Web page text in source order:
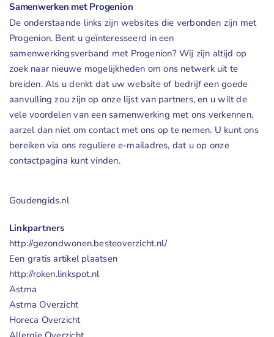
Luchtbevochtigers
Ventilatoren
ionisator
Aromadiffusers
Geuren
Contact
Samenwerken met Progenion
De onderstaande links zijn websites die verbonden zijn met
Progenion. Bent u geïnteresseerd in een
samenwerkingsverband met Progenion? Wij zijn altijd op
zoek naar nieuwe mogelijkheden om ons netwerk uit te
breiden. Als u denkt dat uw website of bedrijf een goede
aanvulling zou zijn op onze lijst van partners, en u wilt de
vele voordelen van een samenwerking met ons verkennen,
aarzel dan niet om contact met ons op te nemen. U kunt ons
bereiken via ons reguliere e-mailadres, dat u op onze
contactpagina kunt vinden.
Goudengids.nl
Linkpartners
http://gezondwonen.besteoverzicht.nl/
Een gratis artikel plaatsen
http://roken.linkspot.nl
Astma
Astma Overzicht
Horeca Overzicht